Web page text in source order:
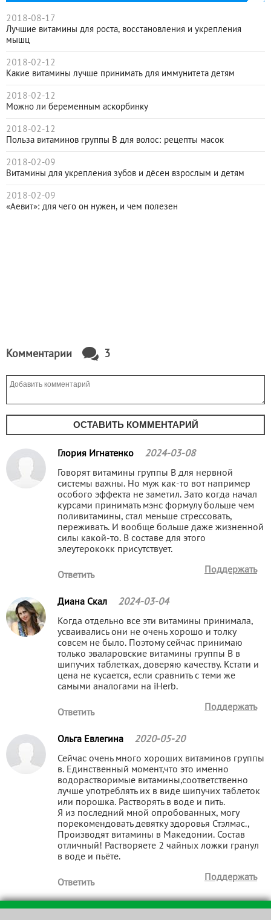
2018-08-17
Лучшие витамины для роста, восстановления и укрепления
мышц
2018-02-12
Какие витамины лучше принимать для иммунитета детям
2018-02-12
Можно ли беременным аскорбинку
2018-02-12
Польза витаминов группы В для волос: рецепты масок
2018-02-09
Витамины для укрепления зубов и дёсен взрослым и детям
2018-02-09
«Аевит»: для чего он нужен, и чем полезен
Комментарии 3
ОСТАВИТЬ КОММЕНТАРИЙ
Глория Игнатенко 2024-03-08
Говорят витамины группы B для нервной
системы важны. Но муж как-то вот например
особого эффекта не заметил. Зато когда начал
курсами принимать мэнс формулу больше чем
поливитамины, стал меньше стрессовать,
переживать. И вообще больше даже жизненной
силы какой-то. В составе для этого
элеутерококк присутствует.
Ответить
Поддержать
Диана Скал 2024-03-04
Когда отдельно все эти витамины принимала,
усваивались они не очень хорошо и толку
совсем не было. Поэтому сейчас принимаю
только эваларовские витамины группы B в
шипучих таблетках, доверяю качеству. Кстати и
цена не кусается, если сравнить с теми же
самыми аналогами на iHerb.
Ответить
Поддержать
Ольга Евлегина 2020-05-20
Сейчас очень много хороших витаминов группы
в. Единственный момент,что это именно
водорастворимые витамины,соответственно
лучше употреблять их в виде шипучих таблеток
или порошка. Растворять в воде и пить.
Я из последний мной опробованных, могу
порекомендовать девятку здоровья Стэлмас.,
Производят витамины в Македонии. Состав
отличный! Растворяете 2 чайных ложки гранул
в воде и пьёте.
Ответить
Поддержать